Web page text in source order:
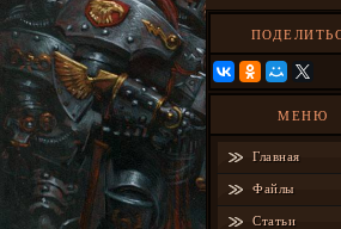
МЕНЮ
Главная
Файлы
Статьи